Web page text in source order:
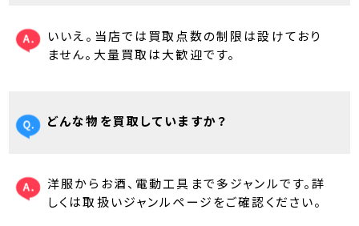
いいえ。当店では買取点数の制限は設けており
ません。大量買取は大歓迎です。
どんな物を買取していますか？
洋服からお酒、電動工具まで多ジャンルです。詳
しくは取扱いジャンルページをご確認ください。